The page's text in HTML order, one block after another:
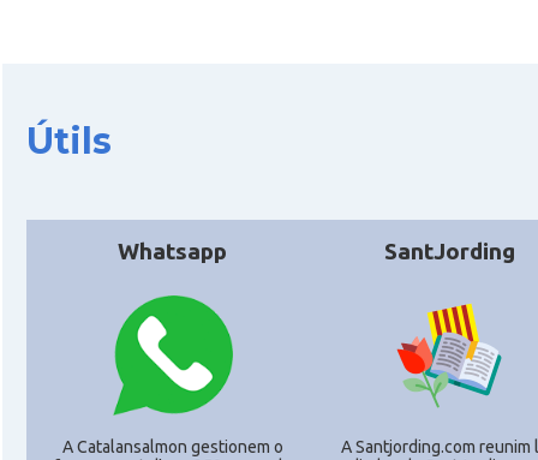
CAMON Catalans a Philadelphia, Pennsylvania, USA
CAMON Catalans a PHOENIX
CAMON Catalans a Portland (OR)
Útils
Whatsapp
A Catalansalmon gestionem o
SantJording
A Santjording.com reunim